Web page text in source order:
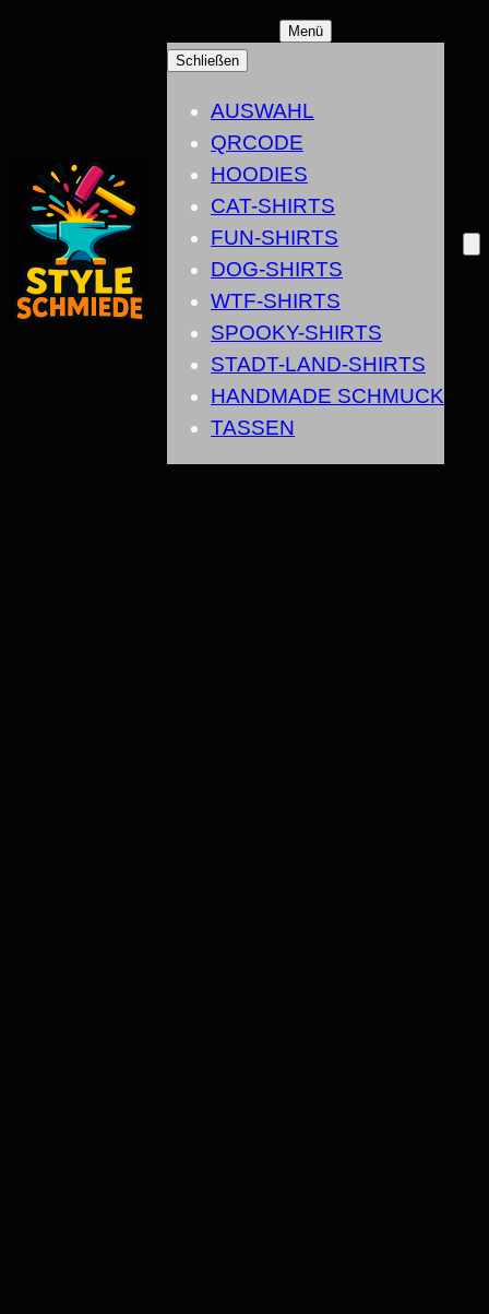
Menü
Schließen
AUSWAHL
QRCODE
HOODIES
CAT-SHIRTS
FUN-SHIRTS
DOG-SHIRTS
WTF-SHIRTS
SPOOKY-SHIRTS
STADT-LAND-SHIRTS
HANDMADE SCHMUCK
TASSEN